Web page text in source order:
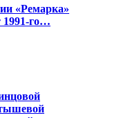
«Ремарка»
го…